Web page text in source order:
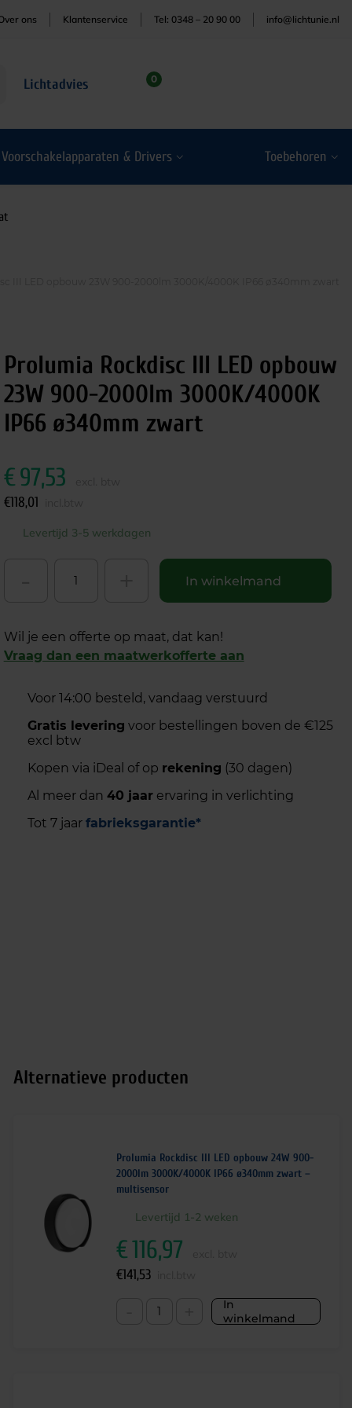
ons Klantenservice Tel: 0348 – 20 90 00 info@lichtunie.nl
Lichtadvies 0
Voorschakelapparaten & Drivers Toebehoren
Prolumia Rockdisc III LED opbouw
23W 900-2000lm 3000K/4000K
IP66 ø340mm zwart
€97,53
€118,01
Levertijd 3-5 werkdagen
In winkelmand
Wil je een offerte op maat, dat kan!
Vraag dan een maatwerkofferte aan
Voor 14:00 besteld, vandaag verstuurd
Gratis levering voor bestellingen boven de €125
excl btw
Kopen via iDeal of op rekening (30 dagen)
Al meer dan 40 jaarervaring in verlichting
Tot 7 jaar fabrieksgarantie*
Alternatieve producten
Prolumia Rockdisc III LED opbouw 24W 900-
2000lm 3000K/4000K IP66 ø340mm zwart –
multisensor
Levertijd 1-2 weken
In
winkelmand
€116,97
€141,53